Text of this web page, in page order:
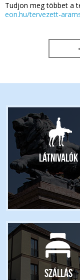
Tudjon meg többet a
eon.hu/tervezett-
Látnivalók
Szállás